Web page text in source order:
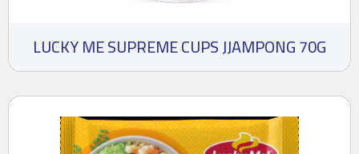
LUCKY ME SUPREME CUPS JJAMPONG 70G